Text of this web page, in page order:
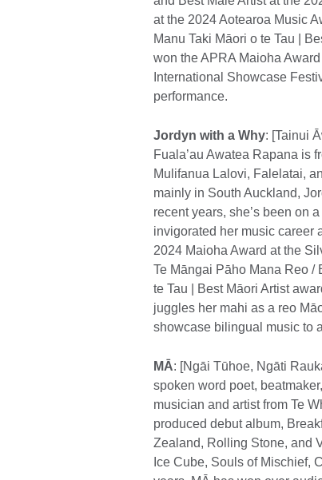
at the 2024 Aotearoa Music
Manu Taki Māori o te Tau |
won the APRA Maioha
International Showcase
performance.
Jordyn with a Why: [Tainui
Fuala’au Awatea Rapana is
Mulifanua Lalovi, Falelatai,
mainly in South Auckland,
recent years, she’s been on
invigorated her music career
2024 Maioha Award at the
Te Māngai Pāho Mana Reo /
te Tau | Best Māori Artist
juggles her mahi as a reo
showcase bilingual music to
MĀ: [Ngāi Tūhoe, Ngāti
spoken word poet,
musician and artist from Te
produced debut album,
Zealand, Rolling Stone, and
Ice Cube, Souls of Mischief,